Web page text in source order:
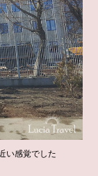
い感覚でした